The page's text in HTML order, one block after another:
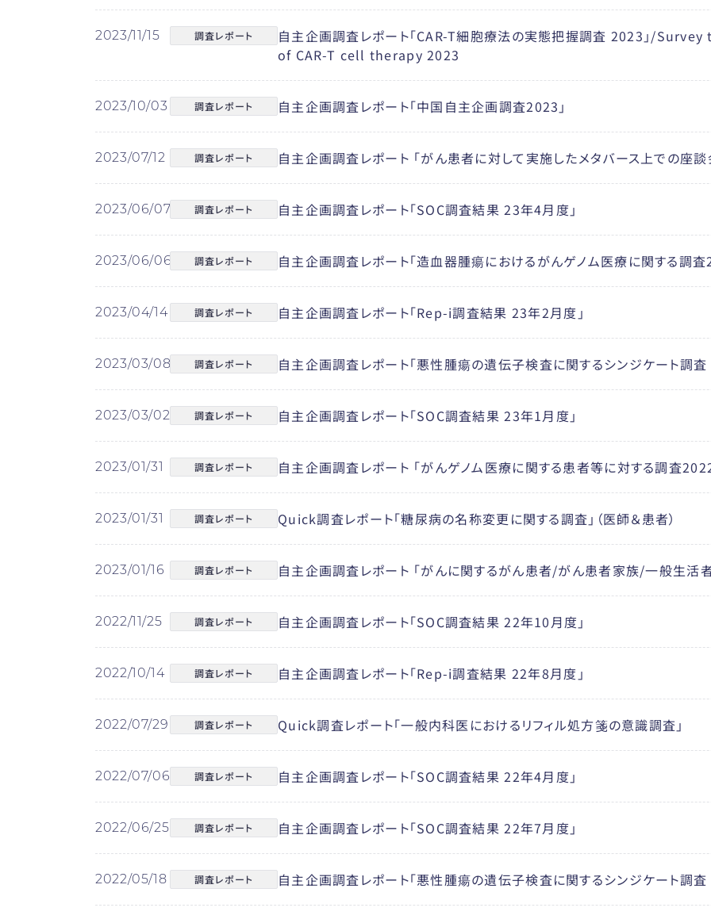
2023/11/15 調査レポート
自主企画調査レポート「CAR-T細胞療法の実態把握調査 2023」/
of CAR-T cell therapy 2023
2023/10/03 調査レポート 自主企画調査レポート「中国自主企画調査2023」
2023/07/12 調査レポート 自主企画調査レポート 「がん患者に対して実施したメタバース上での座談
2023/06/07 調査レポート 自主企画調査レポート「SOC調査結果 23年4月度」
2023/06/06 調査レポート 自主企画調査レポート「造血器腫瘍におけるがんゲノム医療に関する調査
2023/04/14 調査レポート 自主企画調査レポート「Rep-i調査結果 23年2月度」
2023/03/08 調査レポート 自主企画調査レポート「悪性腫瘍の遺伝子検査に関するシンジケート調査
2023/03/02 調査レポート 自主企画調査レポート「SOC調査結果 23年1月度」
2023/01/31 調査レポート 自主企画調査レポート 「がんゲノム医療に関する患者等に対する調査2022
2023/01/31 調査レポート Quick調査レポート「糖尿病の名称変更に関する調査」（医師＆患者）
2023/01/16 調査レポート 自主企画調査レポート 「がんに関するがん患者/がん患者家族/一般生活
2022/11/25 調査レポート 自主企画調査レポート「SOC調査結果 22年10月度」
2022/10/14 調査レポート 自主企画調査レポート「Rep-i調査結果 22年8月度」
2022/07/29 調査レポート Quick調査レポート「一般内科医におけるリフィル処方箋の意識調査」
2022/07/06 調査レポート 自主企画調査レポート「SOC調査結果 22年4月度」
2022/06/25 調査レポート 自主企画調査レポート「SOC調査結果 22年7月度」
2022/05/18 調査レポート 自主企画調査レポート「悪性腫瘍の遺伝子検査に関するシンジケート調査